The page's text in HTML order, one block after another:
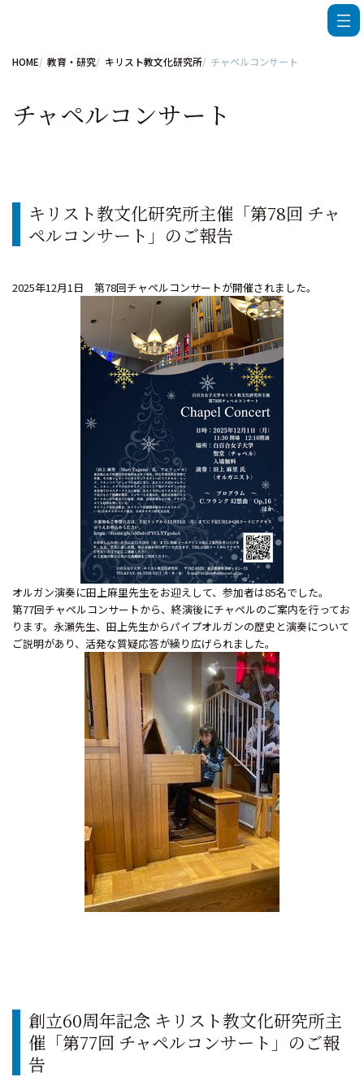
HOME 教育・研究 キリスト教文化研究所 チャペルコンサート
チャペルコンサート
キリスト教文化研究所主催「第78回 チャ
ペルコンサート」のご報告
2025年12月1日 第78回チャペルコンサートが開催されました。
オルガン演奏に田上麻里先生をお迎えして、参加者は85名でした。
第77回チャペルコンサートから、終演後にチャペルのご案内を行ってお
ります。永瀬先生、田上先生からパイプオルガンの歴史と演奏について
ご説明があり、活発な質疑応答が繰り広げられました。
創立60周年記念 キリスト教文化研究所主
催「第77回 チャペルコンサート」のご報
告